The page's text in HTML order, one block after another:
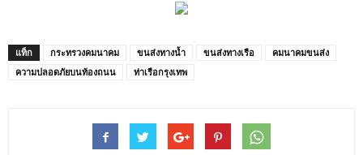
แท็ก กระทรวงคมนาคม ขนส่งทางน้ำ ขนส่งทางเรือ
คมนาคมขนส่ง
ความปลอดภัยบนท้องถนน
ท่าเรือกรุงเทพ